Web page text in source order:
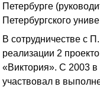
Петербурге
Петербургского
В сотрудничестве с
реализации 2
«Виктория». С 2003
участвовал в